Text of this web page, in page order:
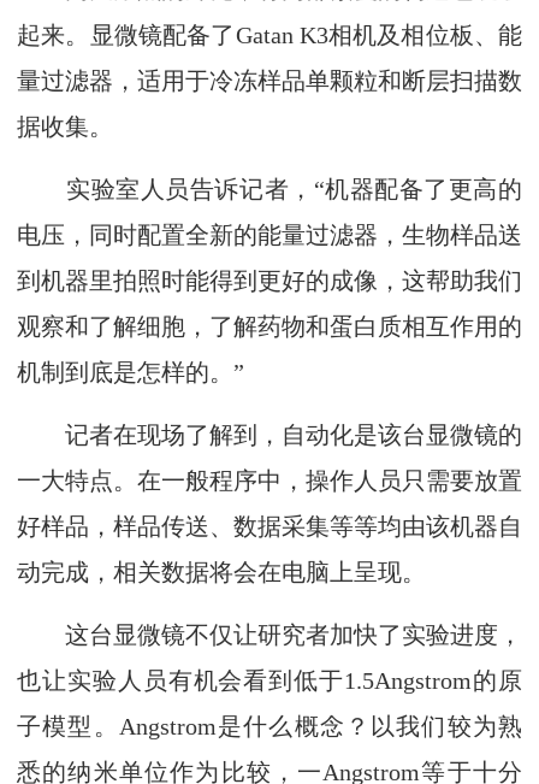
起来。显微镜配备了Gatan K3相机及相位板、能
量过滤器，适用于冷冻样品单颗粒和断层扫描数
据收集。
实验室人员告诉记者，“机器配备了更高的
电压，同时配置全新的能量过滤器，生物样品送
到机器里拍照时能得到更好的成像，这帮助我们
观察和了解细胞，了解药物和蛋白质相互作用的
机制到底是怎样的。”
记者在现场了解到，自动化是该台显微镜的
一大特点。在一般程序中，操作人员只需要放置
好样品，样品传送、数据采集等等均由该机器自
动完成，相关数据将会在电脑上呈现。
这台显微镜不仅让研究者加快了实验进度，
也让实验人员有机会看到低于1.5Angstrom的原
子模型。Angstrom是什么概念？以我们较为熟
悉的纳米单位作为比较，一Angstrom等于十分